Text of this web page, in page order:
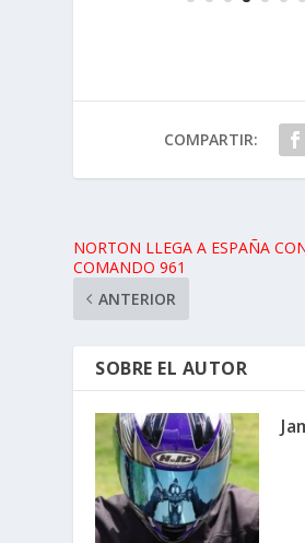
COMPARTIR:
NORTON LLEGA A ESPAÑA
COMANDO 961
ANTERIOR
SOBRE EL AUTOR